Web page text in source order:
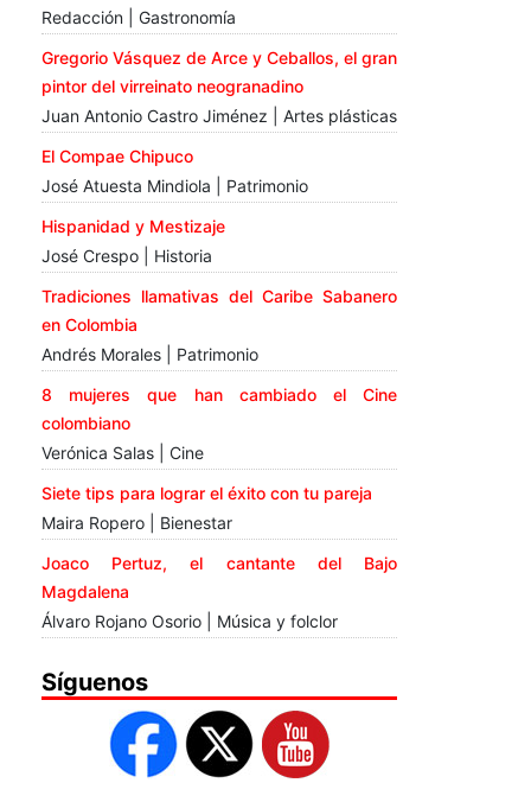
Redacción | Gastronomía
Gregorio Vásquez de Arce y Ceballos, el gran
pintor del virreinato neogranadino
Juan Antonio Castro Jiménez | Artes plásticas
El Compae Chipuco
José Atuesta Mindiola | Patrimonio
Hispanidad y Mestizaje
José Crespo | Historia
Tradiciones llamativas del Caribe Sabanero
en Colombia
Andrés Morales | Patrimonio
8 mujeres que han cambiado el Cine
colombiano
Verónica Salas | Cine
Siete tips para lograr el éxito con tu pareja
Maira Ropero | Bienestar
Joaco Pertuz, el cantante del Bajo
Magdalena
Álvaro Rojano Osorio | Música y folclor
Síguenos